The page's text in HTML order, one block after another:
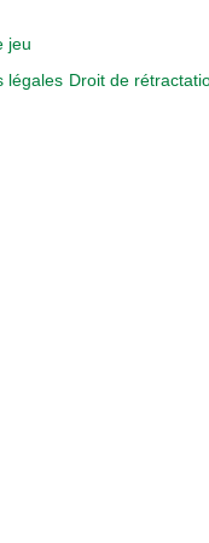
jeu
légales Droit de